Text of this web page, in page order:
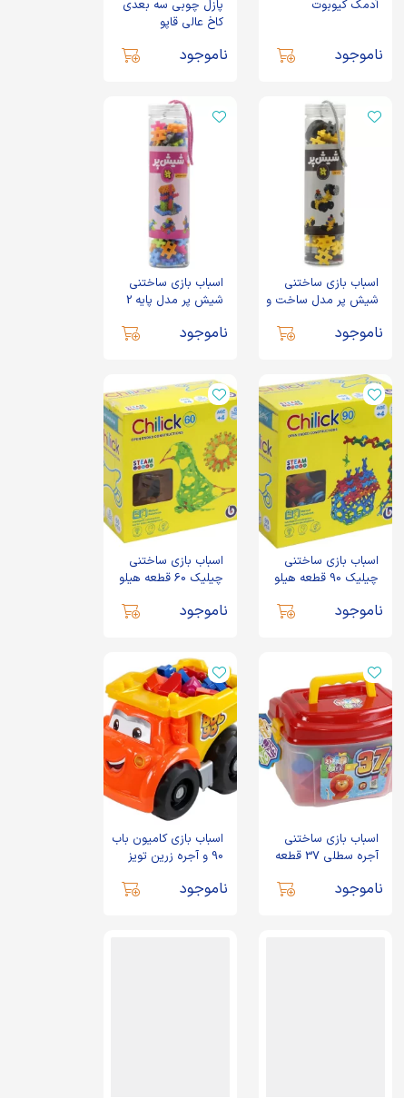
آدمک کیوبوت
ناموجود
پازل چوبی سه بعدی
کاخ عالی قاپو
ناموجود
اسباب بازی ساختنی
شیش پر مدل ساخت و
ناموجود
اسباب بازی ساختنی
شیش پر مدل پایه 2
ناموجود
اسباب بازی ساختنی
چیلیک 90 قطعه هیلو
ناموجود
اسباب بازی ساختنی
چیلیک 60 قطعه هیلو
ناموجود
اسباب بازی ساختنی
آجره سطلی 37 قطعه
ناموجود
اسباب بازی کامیون باب
90 و آجره زرین تویز
ناموجود